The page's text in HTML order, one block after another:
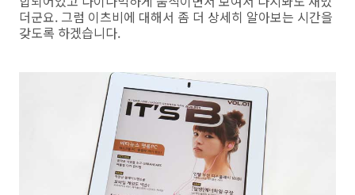
더군요. 그럼 이츠비에 대해서 좀 더 상세히 알아보는 시간을
갖도록 하겠습니다.